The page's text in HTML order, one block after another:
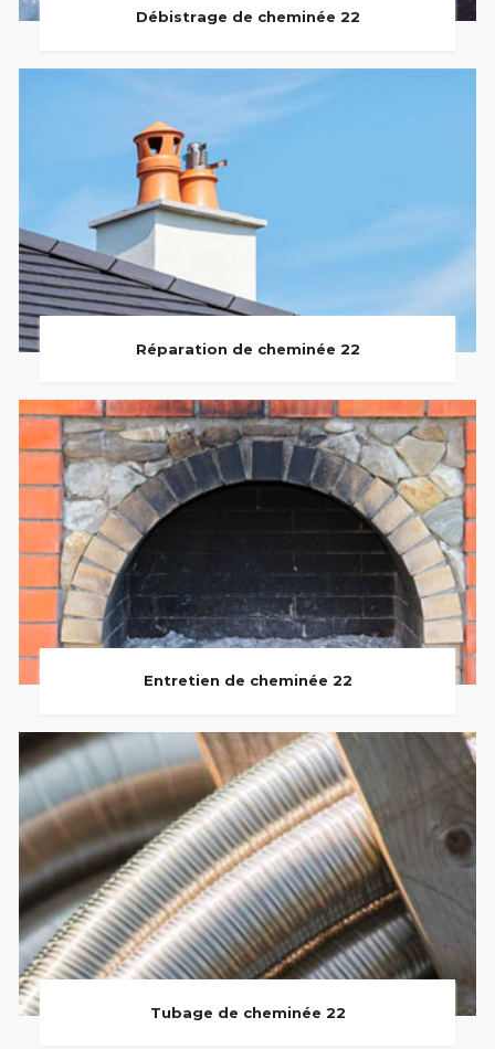
Débistrage de cheminée 22
Réparation de cheminée 22
Entretien de cheminée 22
Tubage de cheminée 22